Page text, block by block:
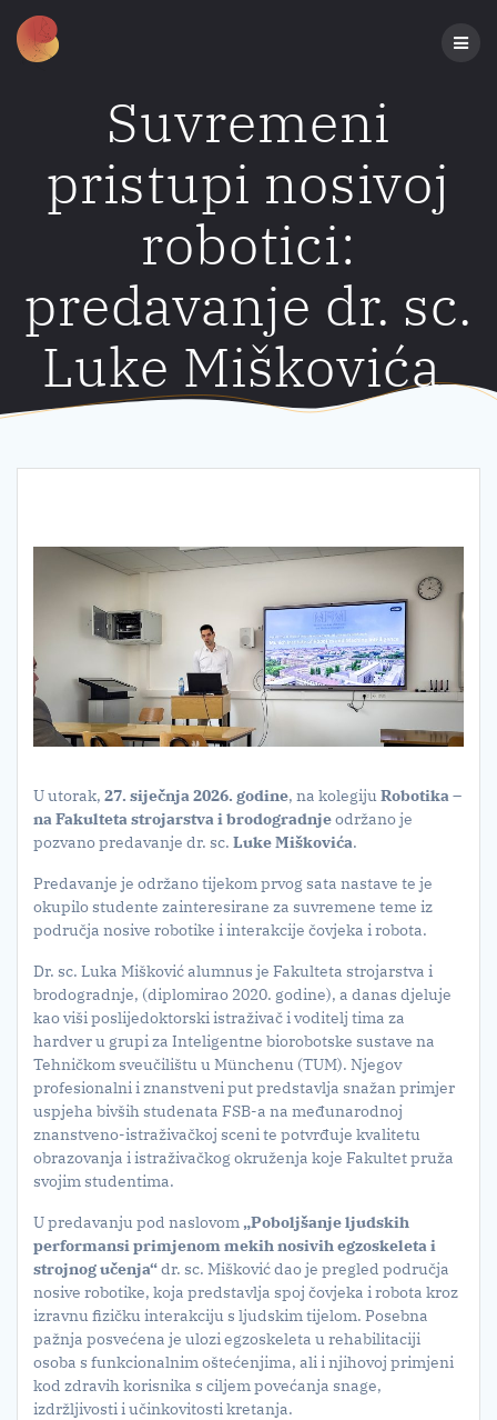
Suvremeni
pristupi nosivoj
robotici:
predavanje dr. sc.
Luke Miškovića
U utorak, 27. siječnja 2026. godine, na kolegijuRobotika –
na Fakulteta strojarstva i brodogradnjeodržano je
pozvano predavanje dr. sc. Luke Miškovića.
Predavanje je održano tijekom prvog sata nastave te je
okupilo studente zainteresirane za suvremene teme iz
područja nosive robotike i interakcije čovjeka i robota.
Dr. sc. Luka Mišković alumnus je Fakulteta strojarstva i
brodogradnje, (diplomirao 2020. godine), a danas djeluje
kao viši poslijedoktorski istraživač i voditelj tima za
hardver u grupi za Inteligentne biorobotske sustave na
Tehničkom sveučilištu u Münchenu (TUM). Njegov
profesionalni i znanstveni put predstavlja snažan primjer
uspjeha bivših studenata FSB-a na međunarodnoj
znanstveno-istraživačkoj sceni te potvrđuje kvalitetu
obrazovanja i istraživačkog okruženja koje Fakultet pruža
svojim studentima.
U predavanju pod naslovom „Poboljšanje ljudskih
performansi primjenom mekih nosivih egzoskeleta i
strojnog učenja“dr. sc. Mišković dao je pregled područja
nosive robotike, koja predstavlja spoj čovjeka i robota kroz
izravnu fizičku interakciju s ljudskim tijelom. Posebna
pažnja posvećena je ulozi egzoskeleta u rehabilitaciji
osoba s funkcionalnim oštećenjima, ali i njihovoj primjeni
kod zdravih korisnika s ciljem povećanja snage,
izdržljivosti i učinkovitosti kretanja.